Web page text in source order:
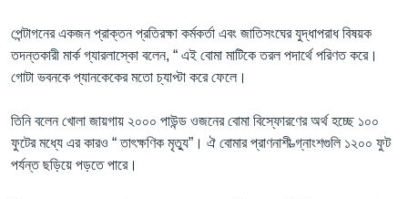
পেন্টাগনের একজন প্রাক্তন প্রতিরক্ষা কর্মকর্তা এবং জাতিসংঘের যুদ্ধাপরাধ বিষয়ক
তদন্তকারী মার্ক গ্যারলাস্কো বলেন, “ এই বোমা মাটিকে তরল পদার্থে পরিণত করে।
গোটা ভবনকে প্যানকেকের মতো চ্যাপ্টা করে ফেলে।
তিনি বলেন খোলা জায়গায় ২০০০ পাউন্ড ওজনের বোমা বিস্ফোরণের অর্থ হচ্ছে ১০০
ফুটের মধ্যে এর কারও “ তাৎক্ষণিক মৃত্যু”। ঐ বোমার প্রাণনাশী ভ্গ্নাংশগুলি ১২০০ ফুট
পর্যন্ত ছড়িয়ে পড়তে পারে।